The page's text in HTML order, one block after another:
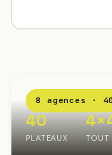
8 agences ·
40
PLATEAUX TOUT